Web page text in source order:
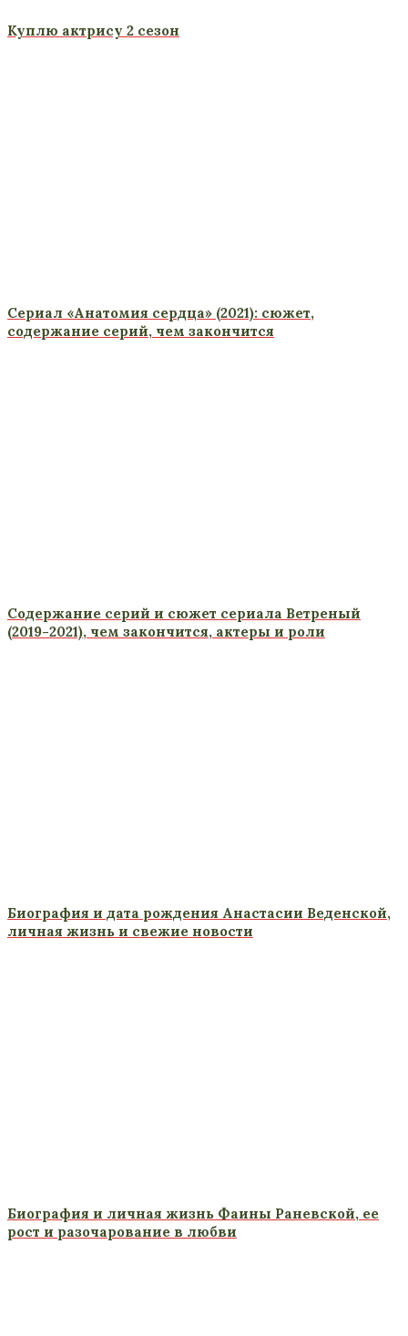
Куплю актрису 2 сезон
Сериал «Анатомия сердца» (2021): сюжет,
содержание серий, чем закончится
Содержание серий и сюжет сериала Ветреный
(2019-2021), чем закончится, актеры и роли
Биография и дата рождения Анастасии Веденской,
личная жизнь и свежие новости
Биография и личная жизнь Фаины Раневской, ее
рост и разочарование в любви